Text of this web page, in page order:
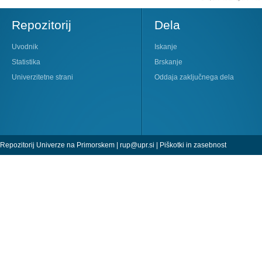
Repozitorij
Uvodnik
Statistika
Univerzitetne strani
Dela
Iskanje
Brskanje
Oddaja zaključnega dela
Repozitorij Univerze na Primorskem | rup@upr.si | Piškotki in zasebnost